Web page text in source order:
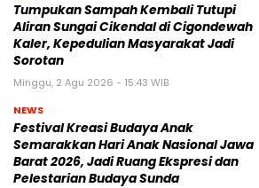
Tumpukan Sampah Kembali Tutupi
Aliran Sungai Cikendal di Cigondewah
Kaler, Kepedulian Masyarakat Jadi
Sorotan
Minggu, 2 Agu 2026 - 15:43 WIB
NEWS
Festival Kreasi Budaya Anak
Semarakkan Hari Anak Nasional Jawa
Barat 2026, Jadi Ruang Ekspresi dan
Pelestarian Budaya Sunda